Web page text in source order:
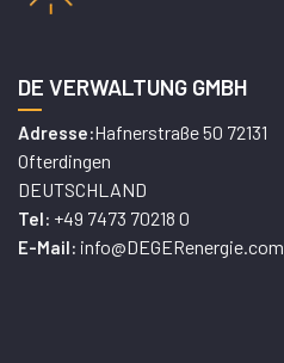
DE VERWALTUNG GMBH
Adresse:Hafnerstraße 50 72131
Ofterdingen
DEUTSCHLAND
Tel: +49 7473 70218 0
E-Mail: info@DEGERenergie.com